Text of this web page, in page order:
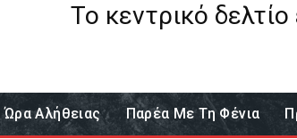
Το κεντρικό
Ώρα Αλήθειας Παρέα Με Τη Φένια